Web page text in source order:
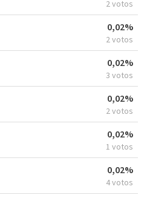
2 votos
0,02%
2 votos
0,02%
3 votos
0,02%
2 votos
0,02%
1 votos
0,02%
4 votos